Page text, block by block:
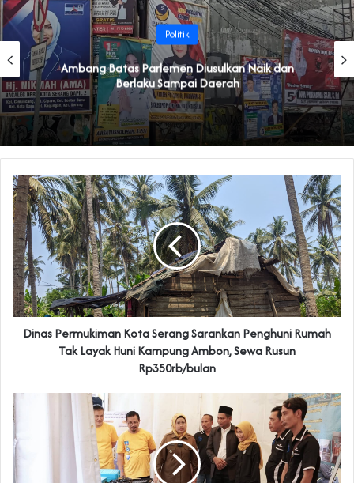
Politik
Ambang Batas Parlemen Diusulkan Naik dan
Berlaku Sampai Daerah
Dinas Permukiman Kota Serang Sarankan Penghuni Rumah
Tak Layak Huni Kampung Ambon, Sewa Rusun
Rp350rb/bulan